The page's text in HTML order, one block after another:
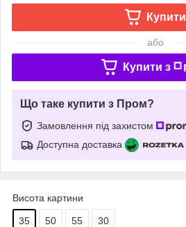
Купити
або
Купити з
Що таке купити з Пром?
Замовлення під захистом
Доступна доставка
Висота картини
35 50 55 30